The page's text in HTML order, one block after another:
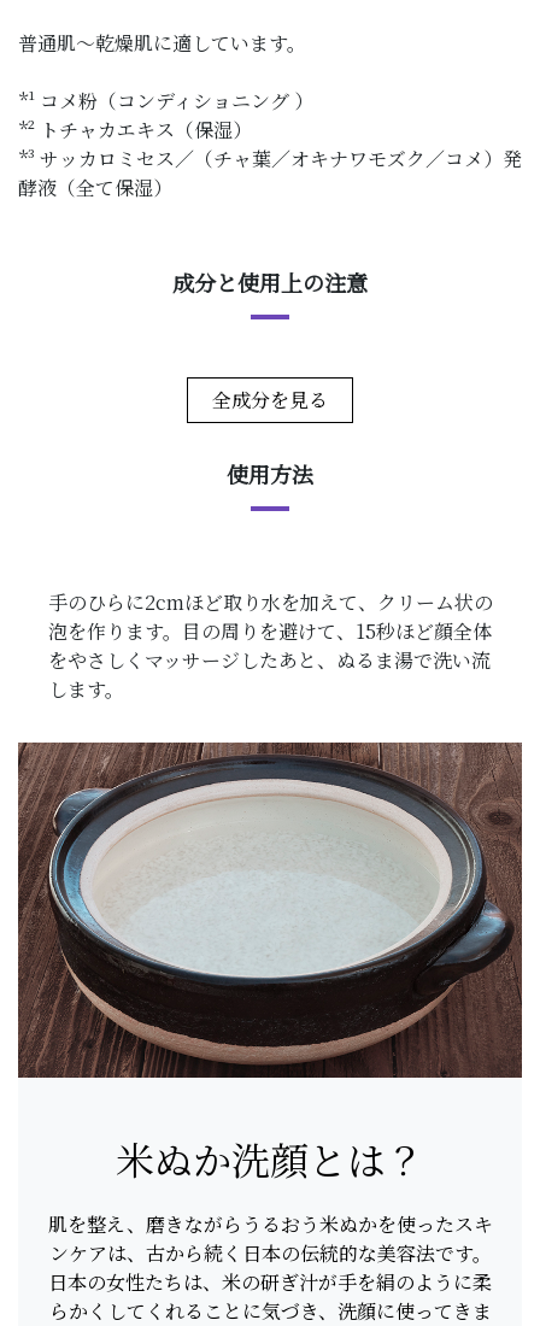
普通肌～乾燥肌に適しています。
*¹ コメ粉（コンディショニング ）
*² トチャカエキス（保湿）
*³ サッカロミセス／（チャ葉／オキナワモズク／コメ）発
酵液（全て保湿）
成分と使用上の注意
全成分を見る
使用方法
手のひらに2cmほど取り水を加えて、クリーム状の
泡を作ります。目の周りを避けて、15秒ほど顔全体
をやさしくマッサージしたあと、ぬるま湯で洗い流
します。
米ぬか洗顔とは？
肌を整え、磨きながらうるおう米ぬかを使ったスキ
ンケアは、古から続く日本の伝統的な美容法です。
日本の女性たちは、米の研ぎ汁が手を絹のように柔
らかくしてくれることに気づき、洗顔に使ってきま